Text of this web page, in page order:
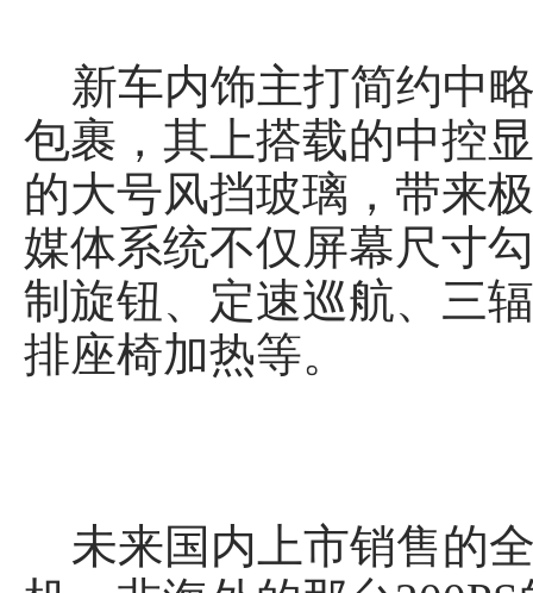
新车内饰主打简约中
包裹，其上搭载的中控
的大号风挡玻璃，带来
媒体系统不仅屏幕尺寸
制旋钮、定速巡航、三
排座椅加热等。
未来国内上市销售的全